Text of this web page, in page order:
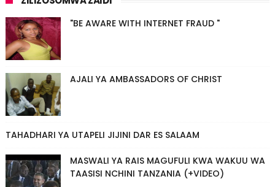
"BE AWARE WITH INTERNET FRAUD "
AJALI YA AMBASSADORS OF CHRIST
TAHADHARI YA UTAPELI JIJINI DAR ES SALAAM
MASWALI YA RAIS MAGUFULI KWA WAKUU WA
TAASISI NCHINI TANZANIA (+VIDEO)